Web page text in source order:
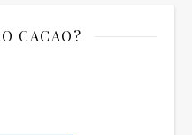
CACAO?